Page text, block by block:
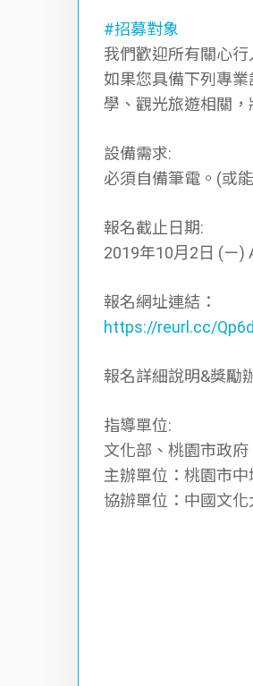
#招募對象
我們歡迎所有關⼼
如果您具備下列專
學、觀光旅遊相關，
設備需求:
必須⾃備筆電。(或
報名截⽌⽇期:
2019年10⽉2⽇ (ㄧ)
報名網址連結：
https://reurl.cc/
報名詳細說明&獎勵
指導單位:
⽂化部、桃園市政
主辦單位：桃園市中
協辦單位：中國文化